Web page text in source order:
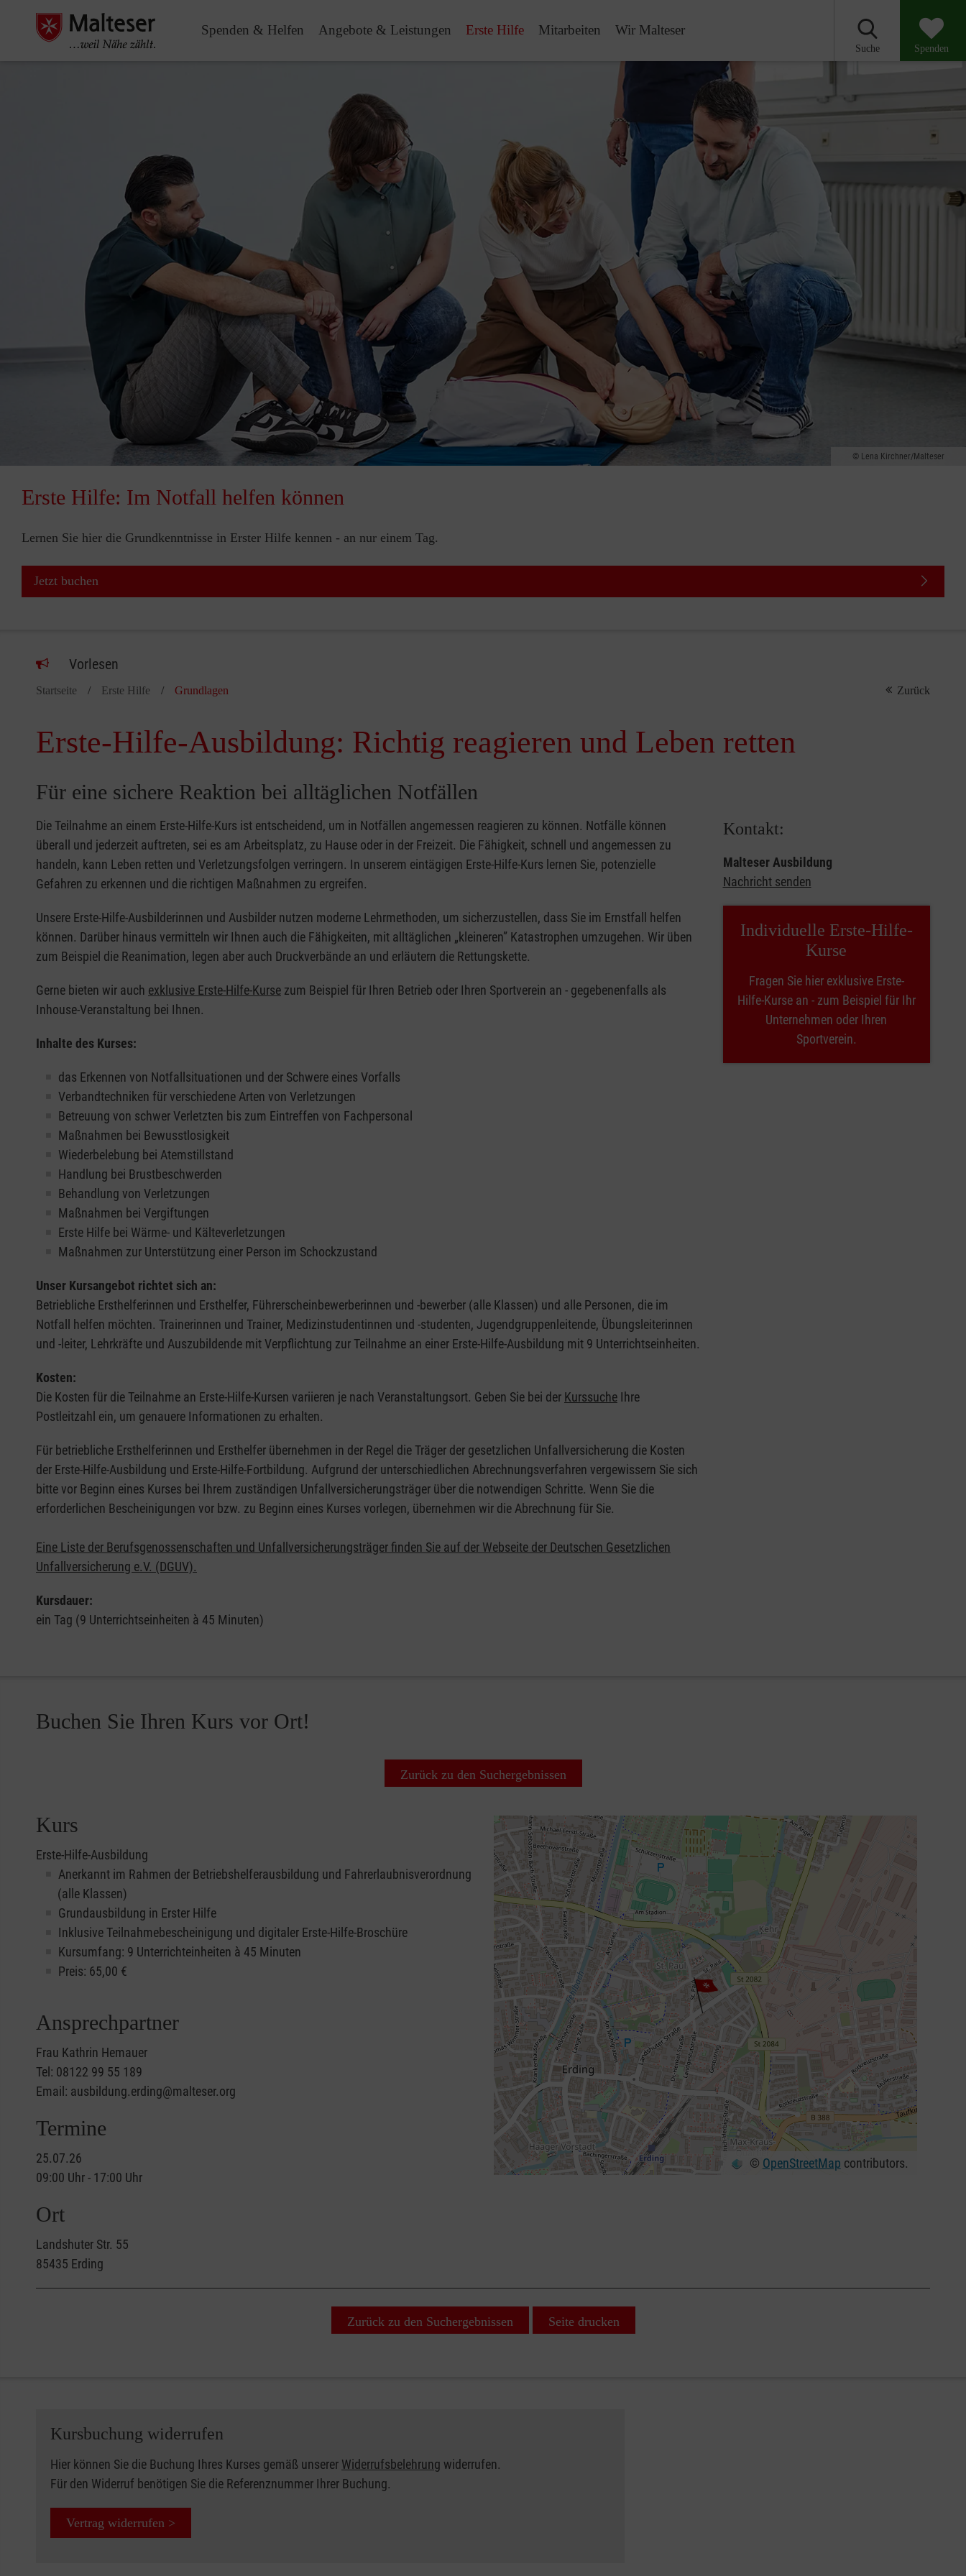
Spenden & Helfen Angebote & Leistungen Erste Hilfe Mitarbeiten Wir Malteser
Suche Spenden
Lena Kirchner/Malteser
Erste Hilfe: Im Notfall helfen können
Lernen Sie hier die Grundkenntnisse in Erster Hilfe kennen - an nur einem Tag.
Jetzt buchen
Vorlesen
Startseite Erste Hilfe Grundlagen Zurück
Erste-Hilfe-Ausbildung: Richtig reagieren und Leben retten
Für eine sichere Reaktion bei alltäglichen Notfällen
Die Teilnahme an einem Erste-Hilfe-Kurs ist entscheidend, um in Notfällen angemessen reagieren zu können. Notfälle können
überall und jederzeit auftreten, sei es am Arbeitsplatz, zu Hause oder in der Freizeit. Die Fähigkeit, schnell und angemessen zu
handeln, kann Leben retten und Verletzungsfolgen verringern. In unserem eintägigen Erste-Hilfe-Kurs lernen Sie, potenzielle
Gefahren zu erkennen und die richtigen Maßnahmen zu ergreifen.
Unsere Erste-Hilfe-Ausbilderinnen und Ausbilder nutzen moderne Lehrmethoden, um sicherzustellen, dass Sie im Ernstfall helfen
können. Darüber hinaus vermitteln wir Ihnen auch die Fähigkeiten, mit alltäglichen „kleineren” Katastrophen umzugehen. Wir üben
zum Beispiel die Reanimation, legen aber auch Druckverbände an und erläutern die Rettungskette.
Gerne bieten wir auch exklusive Erste-Hilfe-Kurse zum Beispiel für Ihren Betrieb oder Ihren Sportverein an - gegebenenfalls als
Inhouse-Veranstaltung bei Ihnen.
Inhalte des Kurses:
das Erkennen von Notfallsituationen und der Schwere eines Vorfalls
Verbandtechniken für verschiedene Arten von Verletzungen
Betreuung von schwer Verletzten bis zum Eintreffen von Fachpersonal
Maßnahmen bei Bewusstlosigkeit
Wiederbelebung bei Atemstillstand
Handlung bei Brustbeschwerden
Behandlung von Verletzungen
Maßnahmen bei Vergiftungen
Erste Hilfe bei Wärme- und Kälteverletzungen
Maßnahmen zur Unterstützung einer Person im Schockzustand
Unser Kursangebot richtet sich an:
Betriebliche Ersthelferinnen und Ersthelfer, Führerscheinbewerberinnen und -bewerber (alle Klassen) und alle Personen, die im
Notfall helfen möchten. Trainerinnen und Trainer, Medizinstudentinnen und -studenten, Jugendgruppenleitende, Übungsleiterinnen
und -leiter, Lehrkräfte und Auszubildende mit Verpflichtung zur Teilnahme an einer Erste-Hilfe-Ausbildung mit 9 Unterrichtseinheiten.
Kosten:
Die Kosten für die Teilnahme an Erste-Hilfe-Kursen variieren je nach Veranstaltungsort. Geben Sie bei der Kurssuche Ihre
Postleitzahl ein, um genauere Informationen zu erhalten.
Für betriebliche Ersthelferinnen und Ersthelfer übernehmen in der Regel die Träger der gesetzlichen Unfallversicherung die Kosten
der Erste-Hilfe-Ausbildung und Erste-Hilfe-Fortbildung. Aufgrund der unterschiedlichen Abrechnungsverfahren vergewissern Sie sich
bitte vor Beginn eines Kurses bei Ihrem zuständigen Unfallversicherungsträger über die notwendigen Schritte. Wenn Sie die
erforderlichen Bescheinigungen vor bzw. zu Beginn eines Kurses vorlegen, übernehmen wir die Abrechnung für Sie.
Eine Liste der Berufsgenossenschaften und Unfallversicherungsträger finden Sie auf der Webseite der Deutschen Gesetzlichen
Unfallversicherung e.V. (DGUV).
Kursdauer:
ein Tag (9 Unterrichtseinheiten à 45 Minuten)
Kontakt:
Malteser Ausbildung
Nachricht senden
Individuelle Erste-Hilfe-
Kurse
Fragen Sie hier exklusive Erste-
Hilfe-Kurse an - zum Beispiel für Ihr
Unternehmen oder Ihren
Sportverein.
Buchen Sie Ihren Kurs vor Ort!
Zurück zu den Suchergebnissen
Kurs
Erste-Hilfe-Ausbildung
Anerkannt im Rahmen der Betriebshelferausbildung und Fahrerlaubnisverordnung
(alle Klassen)
Grundausbildung in Erster Hilfe
Inklusive Teilnahmebescheinigung und digitaler Erste-Hilfe-Broschüre
Kursumfang: 9 Unterrichteinheiten à 45 Minuten
Preis: 65,00 €
Ansprechpartner
Frau Kathrin Hemauer
Tel: 08122 99 55 189
Email: ausbildung.erding@malteser.org
Termine
25.07.26
09:00 Uhr - 17:00 Uhr
Ort
Landshuter Str. 55
85435 Erding
© OpenStreetMap contributors.
Zurück zu den Suchergebnissen Seite drucken
Kursbuchung widerrufen
Hier können Sie die Buchung Ihres Kurses gemäß unserer Widerrufsbelehrung widerrufen.
Für den Widerruf benötigen Sie die Referenznummer Ihrer Buchung.
Vertrag widerrufen >